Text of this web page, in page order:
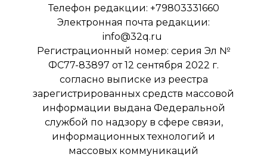
Телефон редакции: +79803331660
Электронная почта редакции:
info@32q.ru
Регистрационный номер: серия Эл №
ФС77-83897 от 12 сентября 2022 г.
согласно выписке из реестра
зарегистрированных средств массовой
информации выдана Федеральной
службой по надзору в сфере связи,
информационных технологий и
массовых коммуникаций